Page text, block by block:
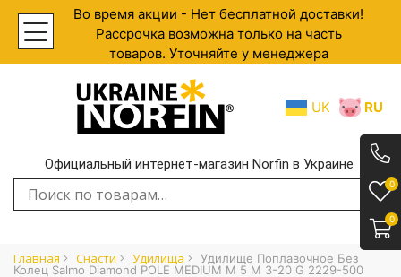
Во время акции - Нет бесплатной доставки!
Рассрочка возможна только на часть
товаров. Уточняйте у менеджера
UK RU
Официальный интернет-магазин Norfin в Украине
Искать:
Главная Cнасти Удилища
Удилище Поплавочное Без
Колец Salmo Diamond POLE MEDIUM M 5 M 3-20 G 2229-500
0
0